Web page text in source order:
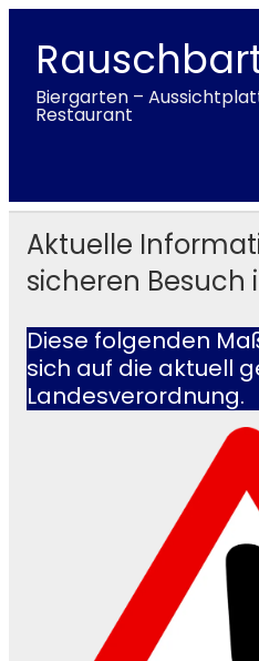
Skip
content
Biergarten –
Restaurant
Aktuelle
sicheren Besuch
Diese folgenden
sich auf die aktuell
Landesverordnung.